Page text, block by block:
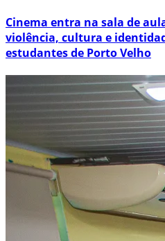
Cinema entra na sala de
violência, cultura e
estudantes de Porto Velho